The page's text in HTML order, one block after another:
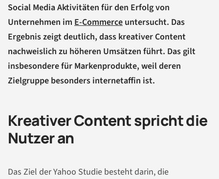
Social Media Aktivitäten für den Erfolg von
Unternehmen im E-Commerce untersucht. Das
Ergebnis zeigt deutlich, dass kreativer Content
nachweislich zu höheren Umsätzen führt. Das gilt
insbesondere für Markenprodukte, weil deren
Zielgruppe besonders internetaffin ist.
Kreativer Content spricht die
Nutzer an
Das Ziel der Yahoo Studie besteht darin, die